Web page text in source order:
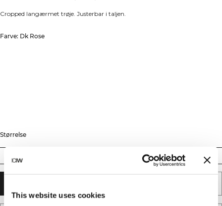
This website uses cookies
Cropped langærmet trøje. Justerbar i taljen.
Farve: Dk Rose
Størrelse
XL XXL